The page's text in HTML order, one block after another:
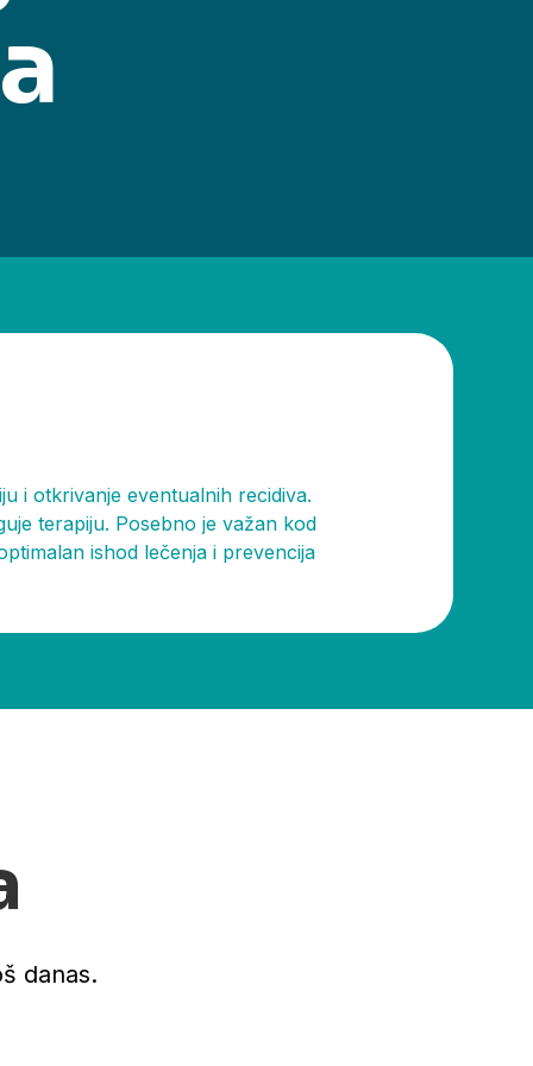
i otkrivanje eventualnih recidiva.
terapiju. Posebno je važan kod
ishod lečenja i prevencija
danas.